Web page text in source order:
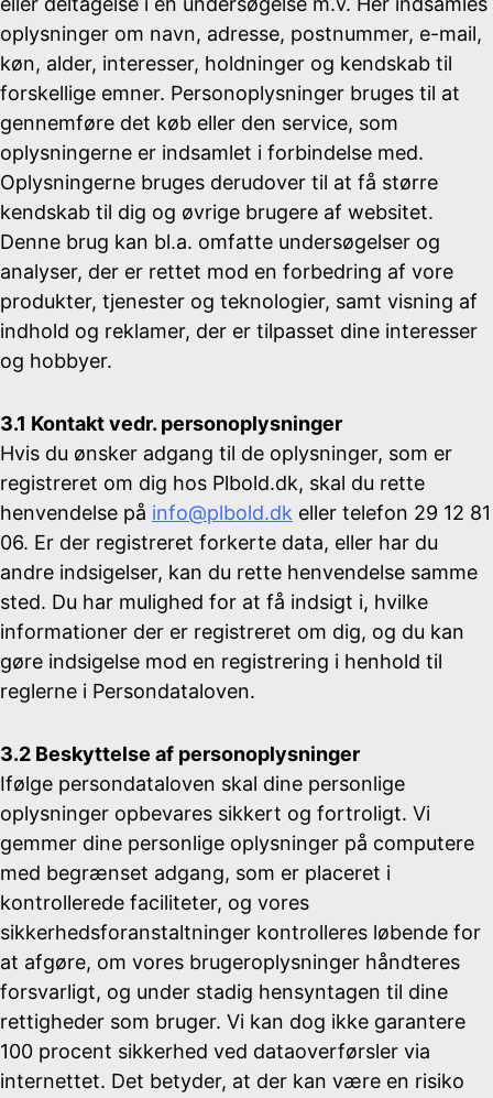
oplysninger om navn, adresse, postnummer, e-mail,
køn, alder, interesser, holdninger og kendskab til
forskellige emner. Personoplysninger bruges til at
gennemføre det køb eller den service, som
oplysningerne er indsamlet i forbindelse med.
Oplysningerne bruges derudover til at få større
kendskab til dig og øvrige brugere af websitet.
Denne brug kan bl.a. omfatte undersøgelser og
analyser, der er rettet mod en forbedring af vore
produkter, tjenester og teknologier, samt visning af
indhold og reklamer, der er tilpasset dine interesser
og hobbyer.
3.1 Kontakt vedr. personoplysninger
Hvis du ønsker adgang til de oplysninger, som er
registreret om dig hos Plbold.dk, skal du rette
henvendelse på info@plbold.dk eller telefon 29 12 81
06. Er der registreret forkerte data, eller har du
andre indsigelser, kan du rette henvendelse samme
sted. Du har mulighed for at få indsigt i, hvilke
informationer der er registreret om dig, og du kan
gøre indsigelse mod en registrering i henhold til
reglerne i Persondataloven.
3.2 Beskyttelse af personoplysninger
Ifølge persondataloven skal dine personlige
oplysninger opbevares sikkert og fortroligt. Vi
gemmer dine personlige oplysninger på computere
med begrænset adgang, som er placeret i
kontrollerede faciliteter, og vores
sikkerhedsforanstaltninger kontrolleres løbende for
at afgøre, om vores brugeroplysninger håndteres
forsvarligt, og under stadig hensyntagen til dine
rettigheder som bruger. Vi kan dog ikke garantere
100 procent sikkerhed ved dataoverførsler via
internettet. Det betyder, at der kan være en risiko